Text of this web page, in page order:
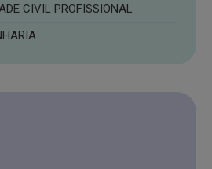
CIVIL PROFISSIONAL